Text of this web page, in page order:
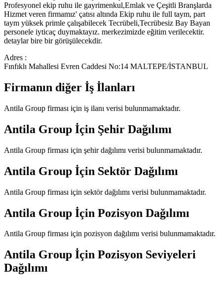
Profesyonel ekip ruhu ile gayrimenkul,Emlak ve Çeşitli Branşlarda
Hizmet veren firmamız' çatısı altında Ekip ruhu ile full taym, part
taym yüksek primle çalışabilecek Tecrübeli,Tecrübesiz Bay Bayan
personele iyticaç duymaktayız. merkezimizde eğitim verilecektir.
detaylar bire bir görüşülecekdir.
Adres :
Fınfıklı Mahallesi Evren Caddesi No:14 MALTEPE/İSTANBUL
Firmanın diğer İş İlanları
Antila Group firması için iş ilanı verisi bulunmamaktadır.
Antila Group İçin Şehir Dağılımı
Antila Group firması için şehir dağılımı verisi bulunmamaktadır.
Antila Group İçin Sektör Dağılımı
Antila Group firması için sektör dağılımı verisi bulunmamaktadır.
Antila Group İçin Pozisyon Dağılımı
Antila Group firması için pozisyon dağılımı verisi bulunmamaktadır.
Antila Group İçin Pozisyon Seviyeleri
Dağılımı